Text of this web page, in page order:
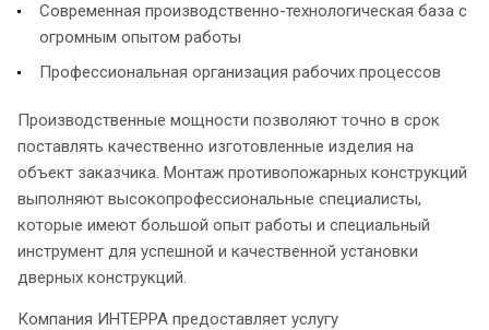
Современная производственно-технологическая база с
огромным опытом работы
Профессиональная организация рабочих процессов
Производственные мощности позволяют точно в срок
поставлять качественно изготовленные изделия на
объект заказчика. Монтаж противопожарных конструкций
выполняют высокопрофессиональные специалисты,
которые имеют большой опыт работы и специальный
инструмент для успешной и качественной установки
дверных конструкций.
Компания ИНТЕРРА предоставляет услугу